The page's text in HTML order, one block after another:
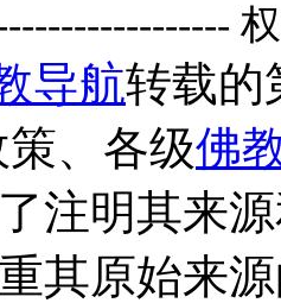
导航转载的
、各级佛
注明其来
其原始来